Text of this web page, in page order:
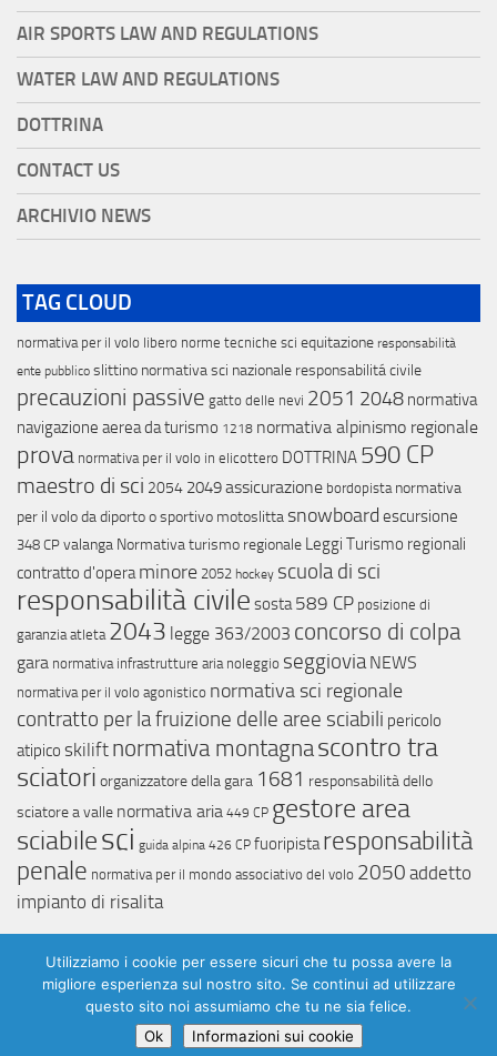
AIR SPORTS LAW AND REGULATIONS
WATER LAW AND REGULATIONS
DOTTRINA
CONTACT US
ARCHIVIO NEWS
TAG CLOUD
normativa per il volo libero norme tecniche sci equitazione responsabilità
ente pubblico slittino normativa sci nazionale responsabilitá civile
precauzioni passive gatto delle nevi 2051 2048 normativa
navigazione aerea da turismo 1218 normativa alpinismo regionale
prova normativa per il volo in elicottero DOTTRINA 590 CP
maestro di sci 2054 2049assicurazione bordopista normativa
per il volo da diporto o sportivo motoslitta snowboard escursione
348 CP valanga Normativa turismo regionale Leggi Turismo regionali
contratto d'opera minore 2052 hockey scuola di sci
responsabilità civile sosta 589 CP posizione di
garanzia atleta 2043 legge 363/2003 concorso di colpa
gara normativa infrastrutture aria noleggio seggiovia NEWS
normativa per il volo agonistico normativa sci regionale
contratto per la fruizione delle aree sciabili pericolo
atipico skilift normativa montagnascontro tra
sciatori organizzatore della gara 1681 responsabilità dello
sciatore a valle normativa aria 449 CP gestore area
sciabilesci guida alpina 426 CP fuoripista responsabilità
penale normativa per il mondo associativo del volo 2050 addetto
impianto di risalita
2026lawtech. Tutti i diritti riservati.
Utilizziamo i cookie per essere sicuri che tu possa avere la
migliore esperienza sul nostro sito. Se continui ad utilizzare
questo sito noi assumiamo che tu ne sia felice.
Ok
Informazioni sui cookie